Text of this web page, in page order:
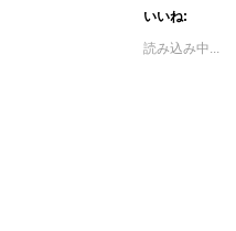
いいね:
読み込み中...